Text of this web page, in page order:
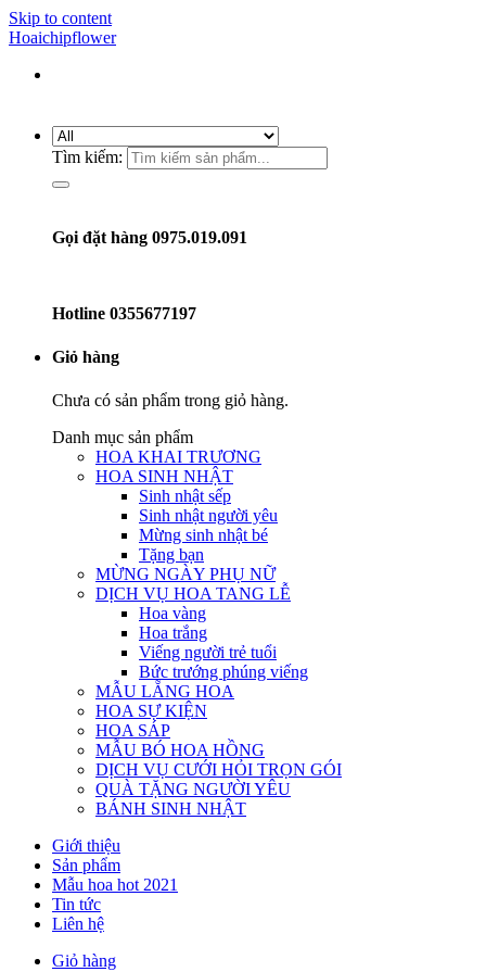
Skip to content
Hoaichipflower
Tìm kiếm:
Gọi đặt hàng 0975.019.091
Hotline 0355677197
Giỏ hàng
Chưa có sản phẩm trong giỏ hàng.
Danh mục sản phẩm
HOA KHAI TRƯƠNG
HOA SINH NHẬT
Sinh nhật sếp
Sinh nhật người yêu
Mừng sinh nhật bé
Tặng bạn
MỪNG NGÀY PHỤ NỮ
DỊCH VỤ HOA TANG LỄ
Hoa vàng
Hoa trắng
Viếng người trẻ tuổi
Bức trướng phúng viếng
MẪU LẴNG HOA
HOA SỰ KIỆN
HOA SÁP
MẪU BÓ HOA HỒNG
DỊCH VỤ CƯỚI HỎI TRỌN GÓI
QUÀ TẶNG NGƯỜI YÊU
BÁNH SINH NHẬT
Giới thiệu
Sản phẩm
Mẫu hoa hot 2021
Tin tức
Liên hệ
Giỏ hàng